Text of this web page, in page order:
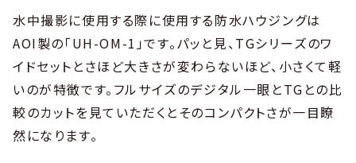
水中撮影に使用する際に使用する防水ハウジングは
AOI製の「UH-OM-1」です。パッと見、TGシリーズのワ
イドセットとさほど大きさが変わらないほど、小さくて軽
いのが特徴です。フルサイズのデジタル一眼とTGとの比
較のカットを見ていただくとそのコンパクトさが一目瞭
然になります。